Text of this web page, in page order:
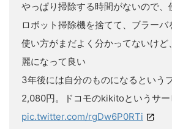
やっぱり掃除する時間がないので
ロボット掃除機を捨てて、ブラーバ
使い方がまだよく分かってないけ
麗になって良い
3年後には自分のものになるという
2,080円。ドコモのkikitoというサ
pic.twitter.com/rgDw6P0RTi